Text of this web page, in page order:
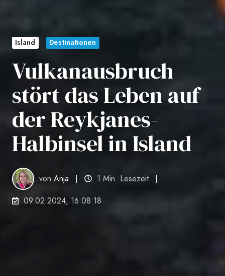
Island Destinationen
Vulkanausbruch
stört das Leben auf
der Reykjanes-
Halbinsel in Island
vonAnja
1 Min. Lesezeit
09.02.2024, 16:08:18